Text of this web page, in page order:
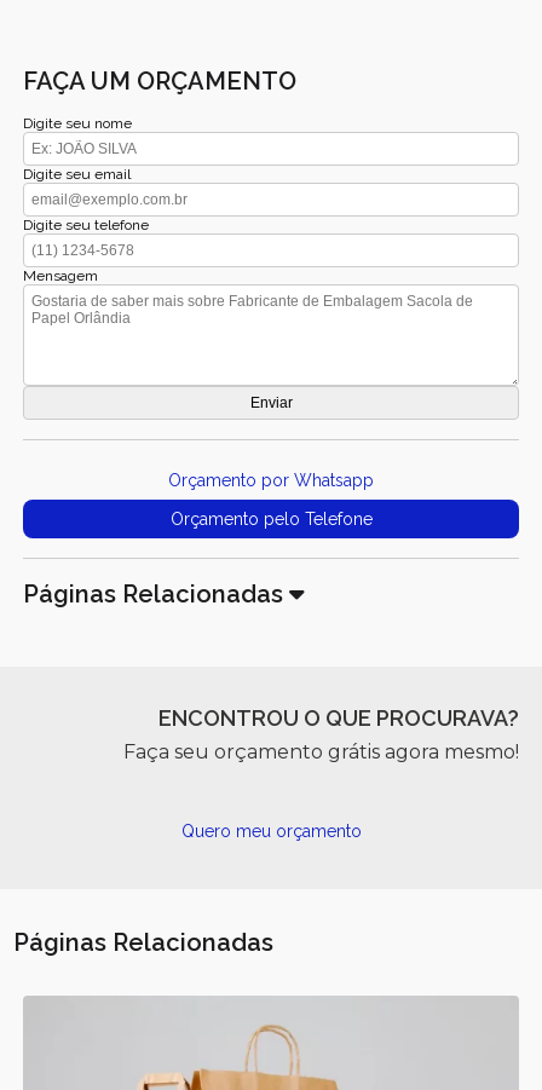
FAÇA UM ORÇAMENTO
Digite seu nome
Digite seu email
Digite seu telefone
Mensagem
Orçamento por Whatsapp
Orçamento pelo Telefone
Páginas Relacionadas
ENCONTROU O QUE PROCURAVA?
Faça seu orçamento grátis agora mesmo!
Quero meu orçamento
Páginas Relacionadas